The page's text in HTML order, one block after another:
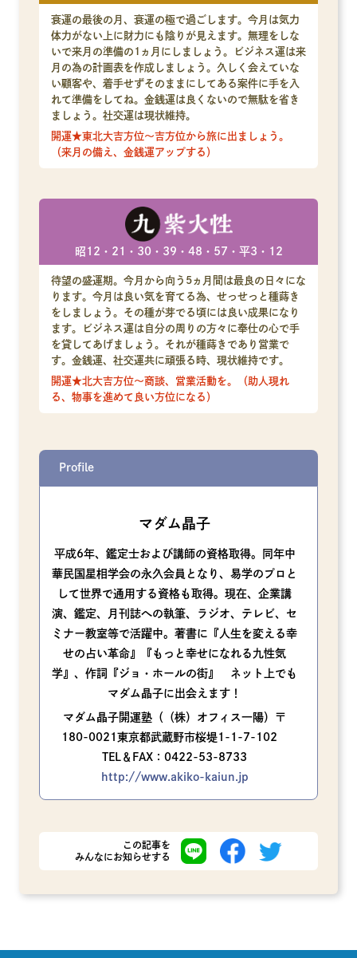
衰運の最後の月、衰運の極で過ごします。今月は気力
体力がない上に財力にも陰りが見えます。無理をしな
いで来月の準備の1ヵ月にしましょう。ビジネス運は来
月の為の計画表を作成しましょう。久しく会えていな
い顧客や、着手せずそのままにしてある案件に手を入
れて準備をしてね。金銭運は良くないので無駄を省き
ましょう。社交運は現状維持。
開運★東北大吉方位～吉方位から旅に出ましょう。
（来月の備え、金銭運アップする）
昭12・21・30・39・48・57・平3・12
待望の盛運期。今月から向う5ヵ月間は最良の日々にな
ります。今月は良い気を育てる為、せっせっと種蒔き
をしましょう。その種が芽でる頃には良い成果になり
ます。ビジネス運は自分の周りの方々に奉仕の心で手
を貸してあげましょう。それが種蒔きであり営業で
す。金銭運、社交運共に頑張る時、現状維持です。
開運★北大吉方位～商談、営業活動を。（助人現れ
る、物事を進めて良い方位になる）
Profile
マダム晶子
平成6年、鑑定士および講師の資格取得。同年中
華民国星相学会の永久会員となり、易学のプロと
して世界で通用する資格も取得。現在、企業講
演、鑑定、月刊誌への執筆、ラジオ、テレビ、セ
ミナー教室等で活躍中。著書に『人生を変える幸
せの占い革命』『もっと幸せになれる九性気
学』、作詞『ジョ・ホールの街』 ネット上でも
マダム晶子に出会えます！
マダム晶子開運塾（（株）オフィス一陽）〒
180-0021東京都武蔵野市桜堤1-1-7-102
TEL＆FAX：0422-53-8733
http://www.akiko-kaiun.jp
この記事を
みんなにお知らせする